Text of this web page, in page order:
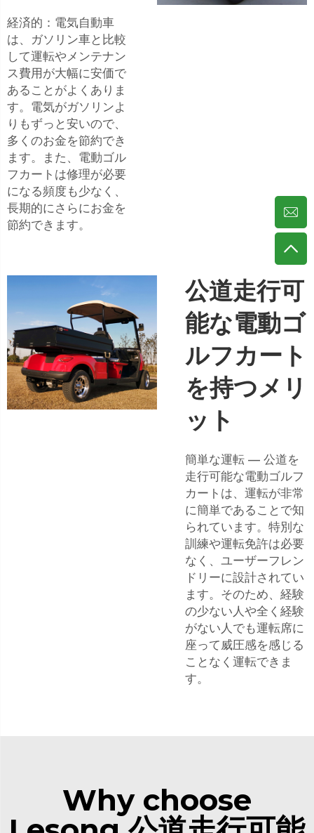
経済的：電気自動車
は、ガソリン車と比較
して運転やメンテナン
ス費用が大幅に安価で
あることがよくありま
す。電気がガソリンよ
りもずっと安いので、
多くのお金を節約でき
ます。また、電動ゴル
フカートは修理が必要
になる頻度も少なく、
長期的にさらにお金を
節約できます。
公道走行可
能な電動ゴ
ルフカート
を持つメリ
ット
簡単な運転 — 公道を
走行可能な電動ゴルフ
カートは、運転が非常
に簡単であることで知
られています。特別な
訓練や運転免許は必要
なく、ユーザーフレン
ドリーに設計されてい
ます。そのため、経験
の少ない人や全く経験
がない人でも運転席に
座って威圧感を感じる
ことなく運転できま
す。
Why choose